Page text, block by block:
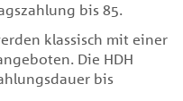
bis 85.
klassisch mit einer
Die HDH
bis